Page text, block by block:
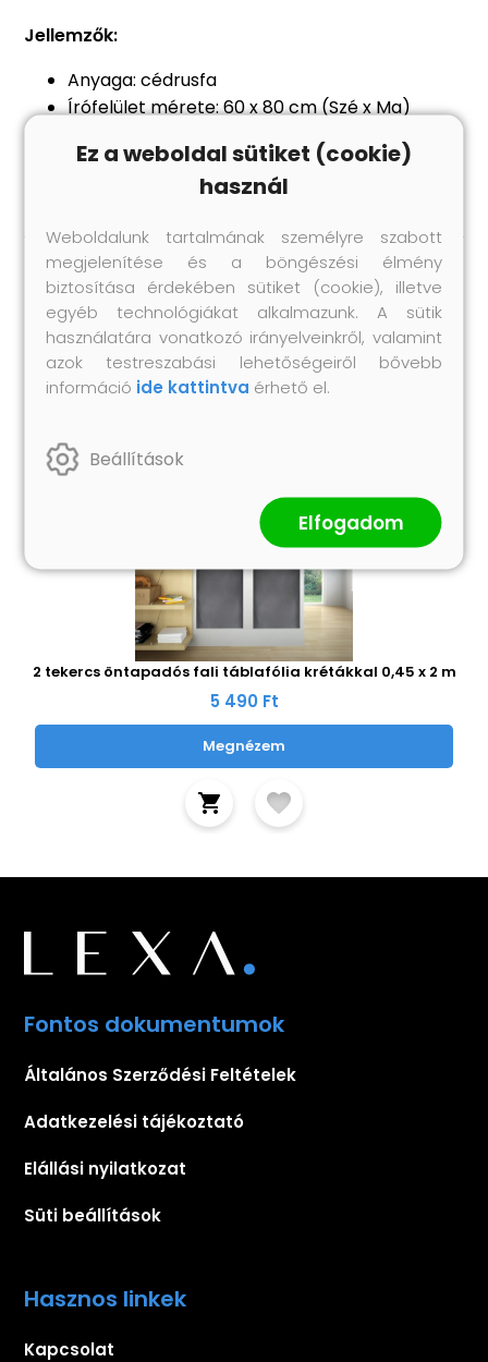
Jellemzők:
Anyaga: cédrusfa
Írófelület mérete: 60 x 80 cm (Szé x Ma)
3 év feletti gyermekek számára ajánlott
Hasonló termékek
2 tekercs öntapadós fali táblafólia krétákkal 0,45 x 2 m
5 490 Ft
Megnézem
Fontos dokumentumok
Általános Szerződési Feltételek
Adatkezelési tájékoztató
Elállási nyilatkozat
Süti beállítások
Hasznos linkek
Kapcsolat
Ez a weboldal sütiket (cookie)
használ
Weboldalunk tartalmának személyre szabott
megjelenítése és a böngészési élmény
biztosítása érdekében sütiket (cookie), illetve
egyéb technológiákat alkalmazunk. A sütik
használatára vonatkozó irányelveinkről, valamint
azok testreszabási lehetőségeiről bővebb
információ ide kattintva érhető el.
Beállítások
Elfogadom